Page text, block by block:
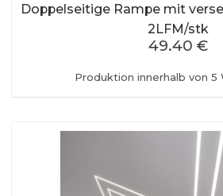
Doppelseitige Rampe mit
2LFM/stk
Produktion innerhalb von 5
49.40 €